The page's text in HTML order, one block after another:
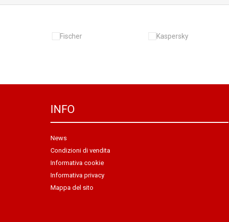
INFO
News
Condizioni di vendita
Informativa cookie
Informativa privacy
Mappa del sito